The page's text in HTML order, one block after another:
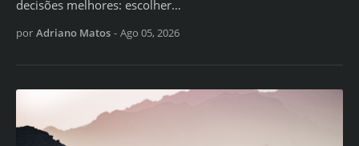
decisões melhores: escolher…
por Adriano Matos - Ago 05, 2026